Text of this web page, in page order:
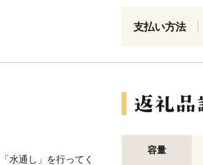
支払い方法
水通し」を行ってく
容量